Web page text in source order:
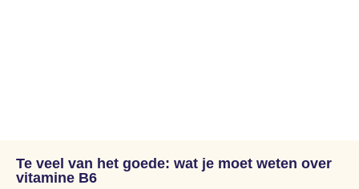
Te veel van het goede: wat je moet weten over
vitamine B6